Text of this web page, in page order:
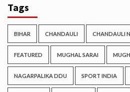
Tags
BIHAR CHANDAULI CHANDAULI
FEATURED MUGHAL SARAI
NAGARPALIKA DDU SPORT INDIA